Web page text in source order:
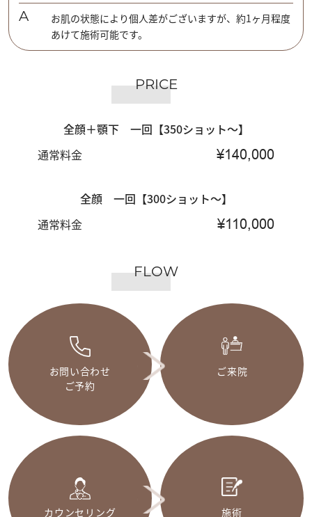
A
お肌の状態により個人差がございますが、約1ヶ月程度
あけて施術可能です。
PRICE
全顔＋顎下 一回【350ショット～】
通常料金
¥140,000
全顔 一回【300ショット～】
通常料金
¥110,000
FLOW
お問い合わせ
ご予約
ご来院
カウンセリング 施術